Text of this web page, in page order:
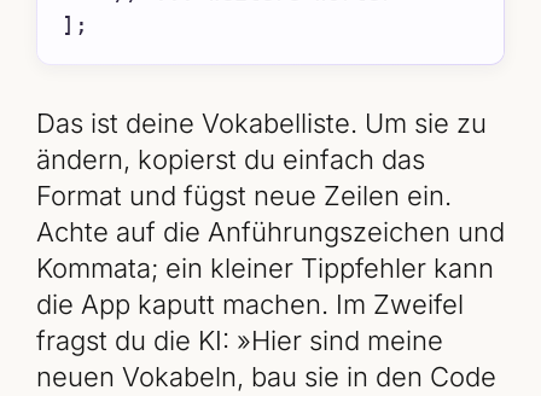
];
Das ist deine Vokabelliste. Um sie zu
ändern, kopierst du einfach das
Format und fügst neue Zeilen ein.
Achte auf die Anführungszeichen und
Kommata; ein kleiner Tippfehler kann
die App kaputt machen. Im Zweifel
fragst du die KI: »Hier sind meine
neuen Vokabeln, bau sie in den Code